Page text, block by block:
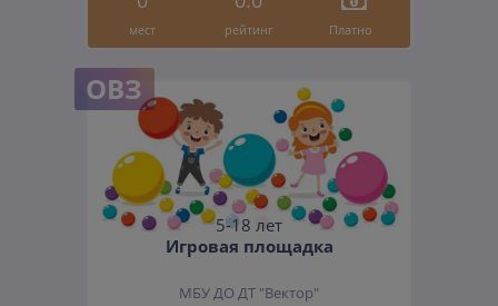
мест рейтинг Платно
ОВЗ
5-18 лет
Игровая площадка
МБУ ДО ДТ "Вектор"